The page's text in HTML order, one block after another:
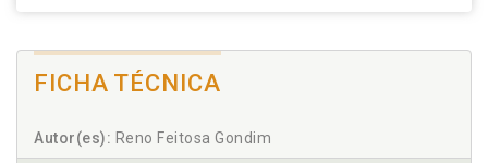
FICHA TÉCNICA
Autor(es): Reno Feitosa Gondim